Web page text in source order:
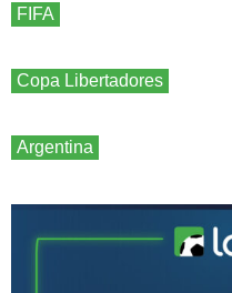
FIFA
Copa Libertadores
Argentina